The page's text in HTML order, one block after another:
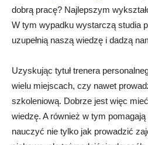
dobrą pracę? Najlepszym
W tym wypadku wystarczą studia
uzupełnią naszą wiedzę i dadzą
Uzyskując tytuł trenera
wielu miejscach, czy nawet
szkoleniową. Dobrze jest więc
wiedzę. A również w tym
nauczyć nie tylko jak prowadzić